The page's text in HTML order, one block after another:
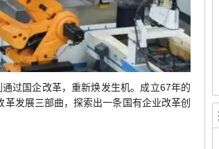
过国企改革，重新焕发生机。成立67年的
发展三部曲，探索出一条国有企业改革创